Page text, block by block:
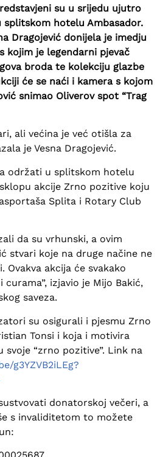
su u srijedu ujutro
splitskom hotelu Ambasador.
Dragojević donijela je imedju
kojim je legendarni pjevač
broda te kolekciju glazbe
će se naći i kamera s kojom
snimao Oliverov spot “Trag
ali većina je već otišla za
je Vesna Dragojević.
održati u splitskom hotelu
akcije Zrno pozitive koju
Splita i Rotary Club
da su vrhunski, a ovim
stvari koje na druge načine ne
akcija će svakako
izjavio je Mijo Bakić,
saveza.
su osigurali i pjesmu Zrno
Tonsi i koja i motivira
svoje “zrno pozitive”. Link na
g3YZVB2iLEg?
donatorskoj večeri, a
s invaliditetom to možete